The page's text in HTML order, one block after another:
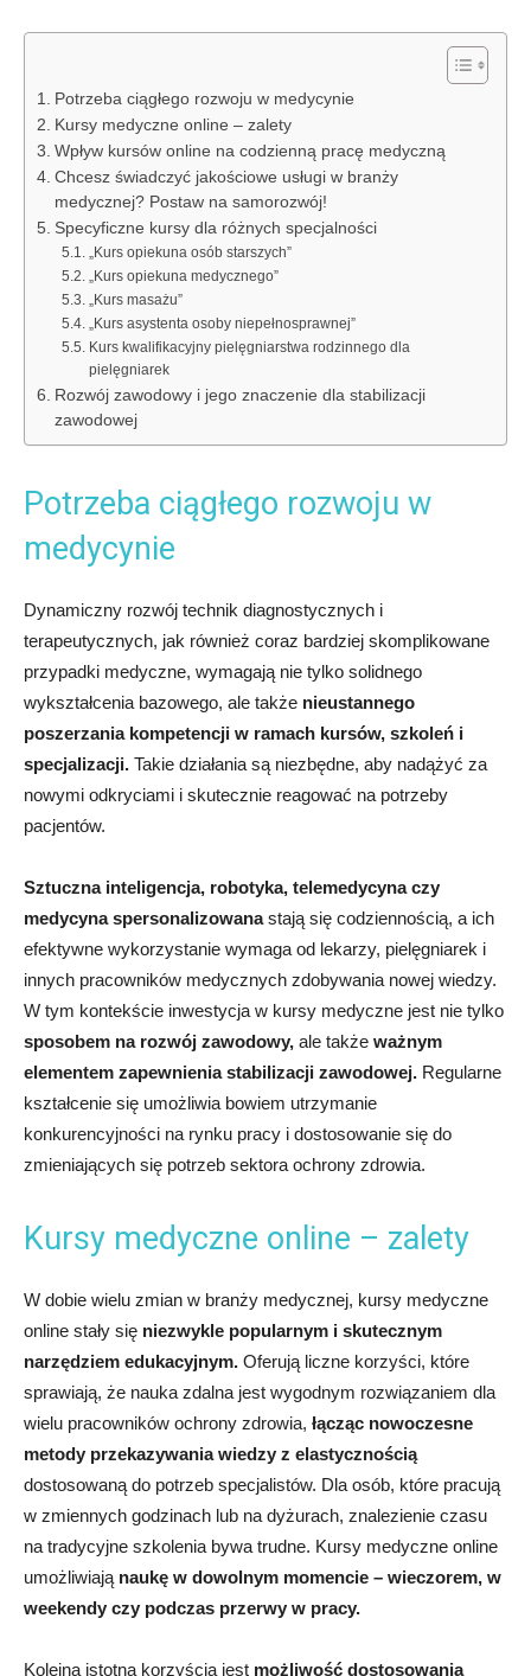
Potrzeba ciągłego rozwoju w medycynie
Kursy medyczne online – zalety
Wpływ kursów online na codzienną pracę medyczną
Chcesz świadczyć jakościowe usługi w branży
medycznej? Postaw na samorozwój!
Specyficzne kursy dla różnych specjalności
„Kurs opiekuna osób starszych”
„Kurs opiekuna medycznego”
„Kurs masażu”
„Kurs asystenta osoby niepełnosprawnej”
Kurs kwalifikacyjny pielęgniarstwa rodzinnego dla
pielęgniarek
Rozwój zawodowy i jego znaczenie dla stabilizacji
zawodowej
Potrzeba ciągłego rozwoju w
medycynie
Dynamiczny rozwój technik diagnostycznych i
terapeutycznych, jak również coraz bardziej skomplikowane
przypadki medyczne, wymagają nie tylko solidnego
wykształcenia bazowego, ale także nieustannego
poszerzania kompetencji w ramach kursów, szkoleń i
specjalizacji. Takie działania są niezbędne, aby nadążyć za
nowymi odkryciami i skutecznie reagować na potrzeby
pacjentów.
Sztuczna inteligencja, robotyka, telemedycyna czy
medycyna spersonalizowanastają się codziennością, a ich
efektywne wykorzystanie wymaga od lekarzy, pielęgniarek i
innych pracowników medycznych zdobywania nowej wiedzy.
W tym kontekście inwestycja w kursy medyczne jest nie tylko
sposobem na rozwój zawodowy, ale także ważnym
elementem zapewnienia stabilizacji zawodowej. Regularne
kształcenie się umożliwia bowiem utrzymanie
konkurencyjności na rynku pracy i dostosowanie się do
zmieniających się potrzeb sektora ochrony zdrowia.
Kursy medyczne online – zalety
W dobie wielu zmian w branży medycznej, kursy medyczne
online stały się niezwykle popularnym i skutecznym
narzędziem edukacyjnym. Oferują liczne korzyści, które
sprawiają, że nauka zdalna jest wygodnym rozwiązaniem dla
wielu pracowników ochrony zdrowia, łącząc nowoczesne
metody przekazywania wiedzy z elastycznością
dostosowaną do potrzeb specjalistów. Dla osób, które pracują
w zmiennych godzinach lub na dyżurach, znalezienie czasu
na tradycyjne szkolenia bywa trudne. Kursy medyczne online
umożliwiają naukę w dowolnym momencie – wieczorem, w
weekendy czy podczas przerwy w pracy.
Kolejną istotną korzyścią jest możliwość dostosowania